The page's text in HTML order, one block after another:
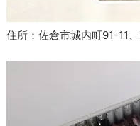
住所：佐倉市城内町91-11